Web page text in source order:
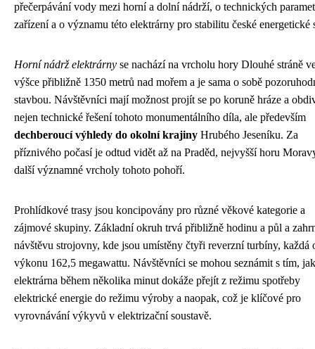
přečerpávání vody mezi horní a dolní nádrží, o technických
zařízení a o významu této elektrárny pro stabilitu české energetické
Horní nádrž elektrárny se nachází na vrcholu hory Dlouhé stráně
výšce přibližně 1350 metrů nad mořem a je sama o sobě
stavbou. Návštěvníci mají možnost projít se po koruně hráze a
nejen technické řešení tohoto monumentálního díla, ale především
dechberoucí výhledy do okolní krajiny Hrubého Jeseníku. Za
příznivého počasí je odtud vidět až na Praděd, nejvyšší horu
další významné vrcholy tohoto pohoří.
Prohlídkové trasy jsou koncipovány pro různé věkové kategorie a
zájmové skupiny. Základní okruh trvá přibližně hodinu a půl a
návštěvu strojovny, kde jsou umístěny čtyři reverzní turbíny, každá
výkonu 162,5 megawattu. Návštěvníci se mohou seznámit s tím, jak
elektrárna během několika minut dokáže přejít z režimu spotřeby
elektrické energie do režimu výroby a naopak, což je klíčové pro
vyrovnávání výkyvů v elektrizační soustavě.